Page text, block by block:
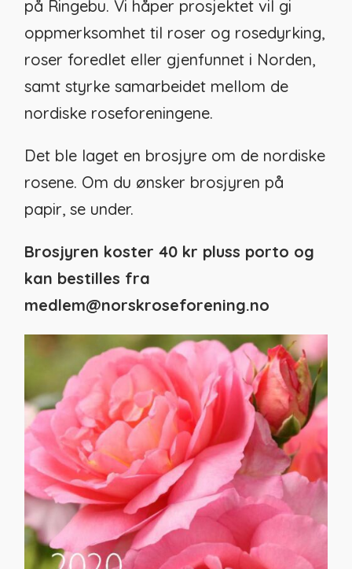
på Ringebu. Vi håper prosjektet vil gi
oppmerksomhet til roser og rosedyrking,
roser foredlet eller gjenfunnet i Norden,
samt styrke samarbeidet mellom de
nordiske roseforeningene.
Det ble laget en brosjyre om de nordiske
rosene. Om du ønsker brosjyren på
papir, se under.
Brosjyren koster 40 kr pluss porto og
kan bestilles fra
medlem@norskroseforening.no